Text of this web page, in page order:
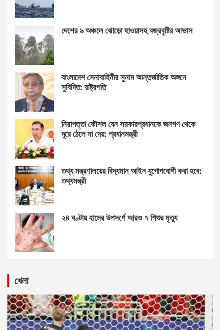
দেশের ৯ অঞ্চলে ঝোড়ো হাওয়াসহ বজ্রবৃষ্টির আভাস
বাংলাদেশ সেনাবাহিনীর সুনাম আন্তর্জাতিক অঙ্গনে
সুবিদিত: রাষ্ট্রপতি
নিরাপত্তা কৌশল যেন সরকারপ্রধানকে জনগণ থেকে
দূরে ঠেলে না দেয়: প্রধানমন্ত্রী
তথ্য মন্ত্রণালয়ের বিদ্যমান আইন যুগোপযোগী করা হবে:
তথ্যমন্ত্রী
২৪ ঘণ্টায় হামের উপসর্গে আরও ৭ শিশুর মৃত্যু
খেলা